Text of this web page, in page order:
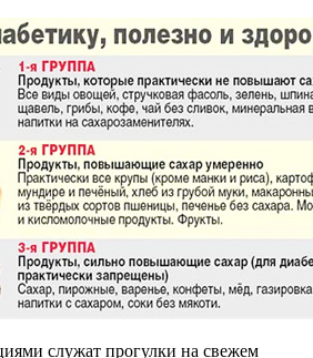
служат прогулки на свежем